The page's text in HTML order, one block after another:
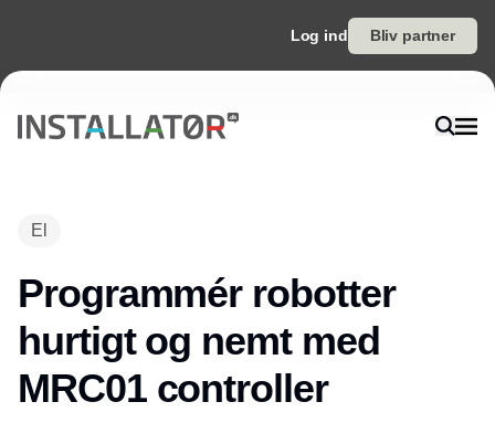
Log ind Bliv partner
El
Programmér robotter
hurtigt og nemt med
MRC01 controller